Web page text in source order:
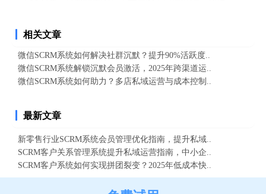
相关文章
微信SCRM系统如何解决社群沉默？提升90%活跃度..
微信SCRM系统解锁沉默会员激活，2025年跨渠道运..
微信SCRM系统如何助力？多店私域运营与成本控制..
最新文章
新零售行业SCRM系统会员管理优化指南，提升私域..
SCRM客户关系管理系统提升私域运营指南，中小企..
SCRM客户系统如何实现拼团裂变？2025年低成本快..